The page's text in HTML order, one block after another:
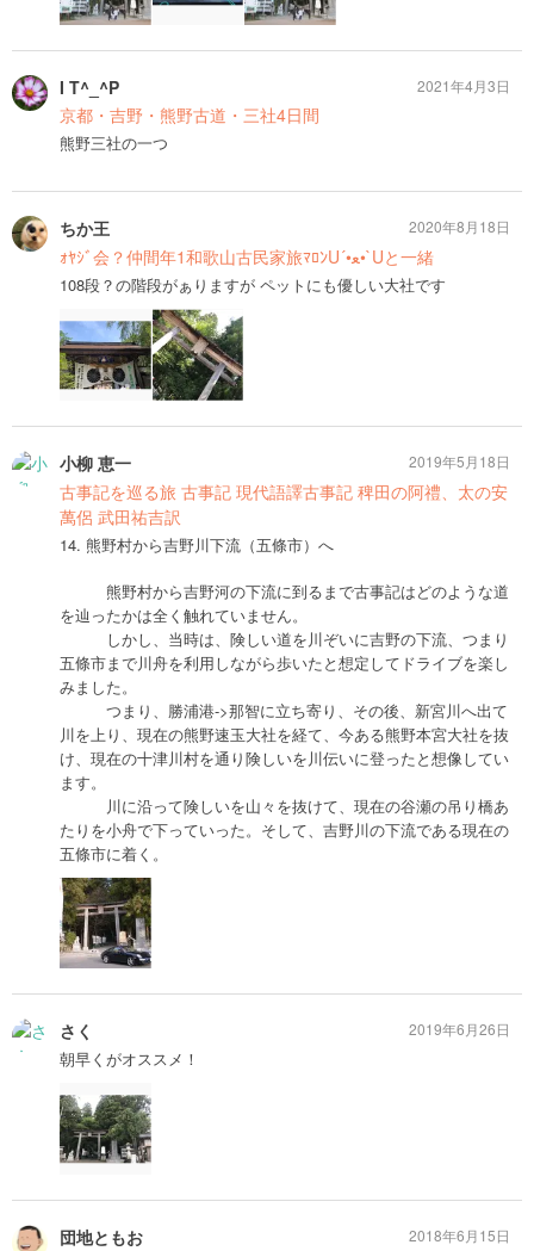
I T^_^P
京都・吉野・熊野古道・三社4日間
熊野三社の一つ
2021年4月3日
ちか王
ｫﾔｼﾞ会？仲間年1和歌山古民家旅ﾏﾛﾝU´•ﻌ•`Uと一緒
108段？の階段がぁりますが ペットにも優しい大社です
2020年8月18日
小柳 恵一
古事記を巡る旅 古事記 現代語譯古事記 稗田の阿禮、太の安
萬侶 武田祐吉訳
14. 熊野村から吉野川下流（五條市）へ
熊野村から吉野河の下流に到るまで古事記はどのような道
を辿ったかは全く触れていません。
しかし、当時は、険しい道を川ぞいに吉野の下流、つまり
五條市まで川舟を利用しながら歩いたと想定してドライブを楽し
みました。
つまり、勝浦港->那智に立ち寄り、その後、新宮川へ出て
川を上り、現在の熊野速玉大社を経て、今ある熊野本宮大社を抜
け、現在の十津川村を通り険しいを川伝いに登ったと想像してい
ます。
川に沿って険しいを山々を抜けて、現在の谷瀬の吊り橋あ
たりを小舟で下っていった。そして、吉野川の下流である現在の
五條市に着く。
2019年5月18日
さく
朝早くがオススメ！
2019年6月26日
団地ともお 2018年6月15日